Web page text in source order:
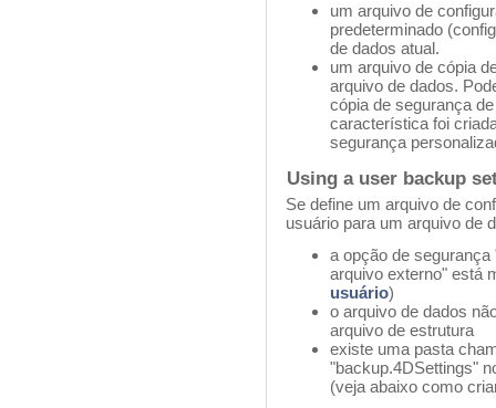
um arquivo de
predeterminado
de dados atual.
um arquivo de cópia
arquivo de dados.
cópia de segurança
característica foi
segurança
Using a user backup
Se define um arquivo de
usuário para um arquivo de
a opção de
arquivo externo" está
usuário)
o arquivo de dados
arquivo de estrutura
existe uma pasta
"backup.4DSettings"
(veja abaixo como